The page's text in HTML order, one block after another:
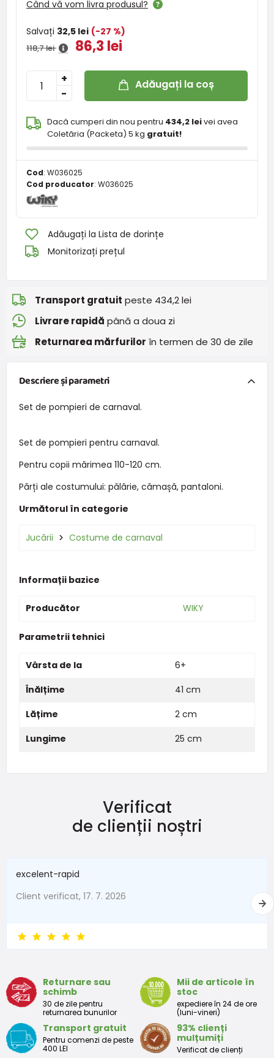
Când vă vom livra produsul?
Salvați 32,5 lei (-27 %)
118,7 lei 86,3 lei
-
+ Adăugați la coș
Dacă cumperi din nou pentru 434,2 leivei avea
Coletăria (Packeta) 5 kg gratuit!
Cod: W036025
Cod producator: W036025
Adăugați la Lista de dorințe
Monitorizați prețul
Transport gratuit peste 434,2 lei
Livrare rapidă până a doua zi
Returnarea mărfurilor în termen de 30 de zile
Descriere și parametri
Set de pompieri de carnaval.
Set de pompieri pentru carnaval.
Pentru copii mărimea 110-120 cm.
Părți ale costumului: pălărie, cămașă, pantaloni.
Următorul în categorie
Jucării Costume de carnaval
Informații bazice
Producător WIKY
Parametrii tehnici
Vârsta de la
6+
Înălțime
41 cm
Lățime
2 cm
Lungime
25 cm
Verificat
de clienții noștri
excelent-rapid
Client verificat, 17. 7. 2026
Returnare sau
schimb
30 de zile pentru
returnarea bunurilor
Mii de articole în
stoc
expediere în 24 de ore
(luni-vineri)
Transport gratuit
Pentru comenzi de peste
400 LEI
93% clienți
mulțumiți
Verificat de clienți